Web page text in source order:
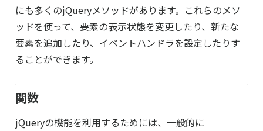
にも多くのjQueryメソッドがあります。これらのメソ
ッドを使って、要素の表示状態を変更したり、新たな
要素を追加したり、イベントハンドラを設定したりす
ることができます。
関数
jQueryの機能を利用するためには、一般的に